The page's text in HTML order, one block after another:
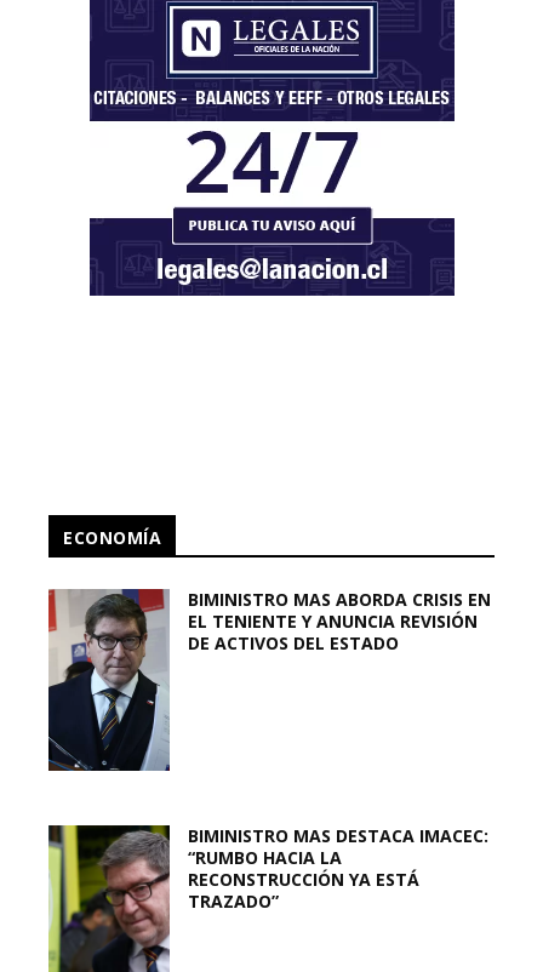
ECONOMÍA
BIMINISTRO MAS ABORDA CRISIS EN
EL TENIENTE Y ANUNCIA REVISIÓN
DE ACTIVOS DEL ESTADO
BIMINISTRO MAS DESTACA IMACEC:
“RUMBO HACIA LA
RECONSTRUCCIÓN YA ESTÁ
TRAZADO”